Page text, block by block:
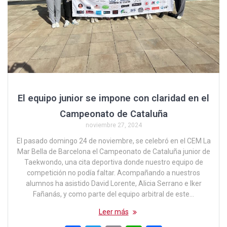
El equipo junior se impone con claridad en el
Campeonato de Cataluña
noviembre 27, 2024
El pasado domingo 24 de noviembre, se celebró en el CEM La
Mar Bella de Barcelona el Campeonato de Cataluña junior de
Taekwondo, una cita deportiva donde nuestro equipo de
competición no podía faltar. Acompañando a nuestros
alumnos ha asistido David Lorente, Alicia Serrano e Iker
Fañanás, y como parte del equipo arbitral de este…
Leer más